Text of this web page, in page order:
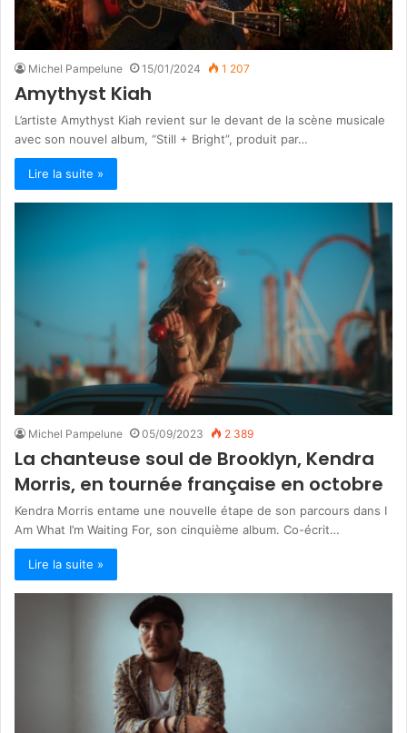
Michel Pampelune 15/01/2024 1 207
Amythyst Kiah
L’artiste Amythyst Kiah revient sur le devant de la scène musicale
avec son nouvel album, “Still + Bright”, produit par…
Lire la suite »
Michel Pampelune 05/09/2023 2 389
La chanteuse soul de Brooklyn, Kendra
Morris, en tournée française en octobre
Kendra Morris entame une nouvelle étape de son parcours dans I
Am What I’m Waiting For, son cinquième album. Co-écrit…
Lire la suite »